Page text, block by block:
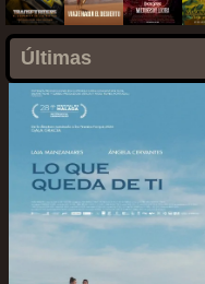
Últimas